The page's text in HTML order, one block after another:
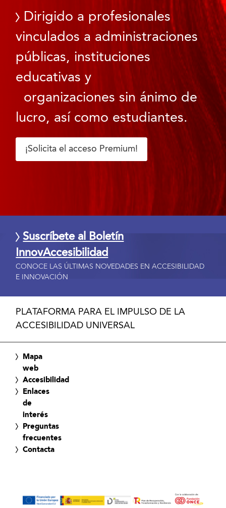
Dirigido a profesionales
vinculados a administraciones
públicas, instituciones
educativas y
organizaciones sin ánimo de
lucro, así como estudiantes.
¡Solicita el acceso Premium!
Suscríbete al Boletín
InnovAccesibilidad
CONOCE LAS ÚLTIMAS NOVEDADES EN ACCESIBILIDAD
E INNOVACIÓN
PLATAFORMA PARA EL IMPULSO DE LA
ACCESIBILIDAD UNIVERSAL
Mapa
web
Accesibilidad
Enlaces
de
interés
Preguntas
frecuentes
Contacta